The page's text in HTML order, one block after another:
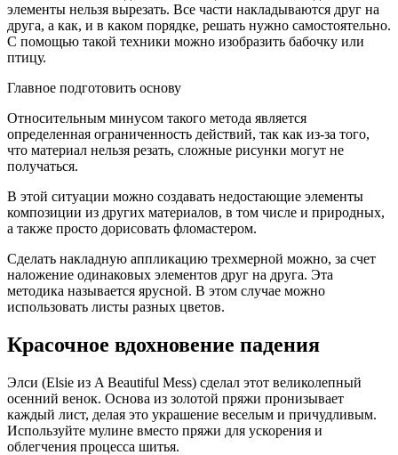
элементы нельзя вырезать. Все части накладываются друг на
друга, а как, и в каком порядке, решать нужно самостоятельно.
С помощью такой техники можно изобразить бабочку или
птицу.
Главное подготовить основу
Относительным минусом такого метода является
определенная ограниченность действий, так как из-за того,
что материал нельзя резать, сложные рисунки могут не
получаться.
В этой ситуации можно создавать недостающие элементы
композиции из других материалов, в том числе и природных,
а также просто дорисовать фломастером.
Сделать накладную аппликацию трехмерной можно, за счет
наложение одинаковых элементов друг на друга. Эта
методика называется ярусной. В этом случае можно
использовать листы разных цветов.
Красочное вдохновение падения
Элси (Elsie из A Beautiful Mess) сделал этот великолепный
осенний венок. Основа из золотой пряжи пронизывает
каждый лист, делая это украшение веселым и причудливым.
Используйте мулине вместо пряжи для ускорения и
облегчения процесса шитья.